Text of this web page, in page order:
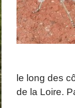
le long des
de la Loire.